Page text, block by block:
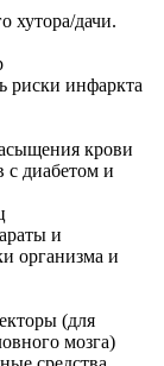
хутора/дачи.
риски инфаркта
крови
с диабетом и
и
организма и
(для
мозга)